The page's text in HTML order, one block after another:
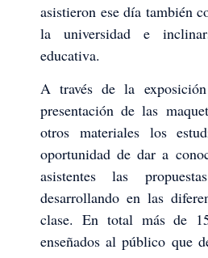
asistieron ese día también
la universidad e
educativa.
A través de la
presentación de las
otros materiales los
oportunidad de dar a
asistentes las
desarrollando en las
clase. En total más de
enseñados al público que